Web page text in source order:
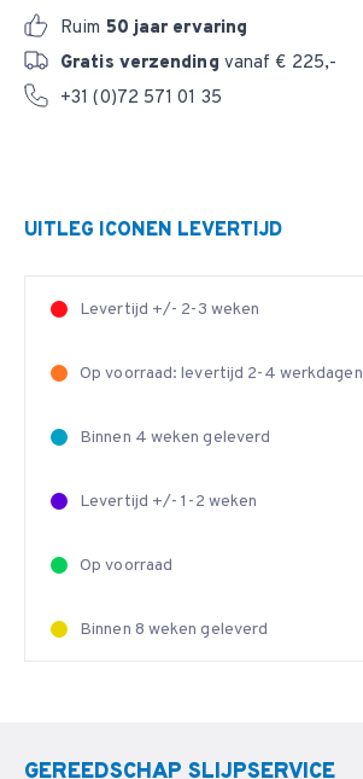
Ruim 50 jaar ervaring
Gratis verzending vanaf € 225,-
+31 (0)72 571 01 35
UITLEG ICONEN LEVERTIJD
Levertijd +/- 2-3 weken
Op voorraad: levertijd 2-4 werkdagen
Binnen 4 weken geleverd
Levertijd +/- 1-2 weken
Op voorraad
Binnen 8 weken geleverd
GEREEDSCHAP SLIJPSERVICE